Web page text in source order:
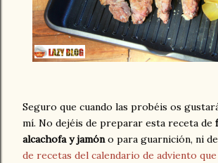
Seguro que cuando las probéis os
mí. No dejéis de preparar esta receta de
alcachofa y jamóno para guarnición, ni
de recetas del calendario de adviento